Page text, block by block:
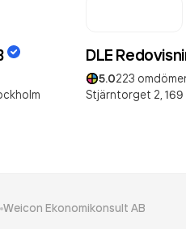
DLE
5.0223
Stjärntorget 2, 169
Weicon Ekonomikonsult AB